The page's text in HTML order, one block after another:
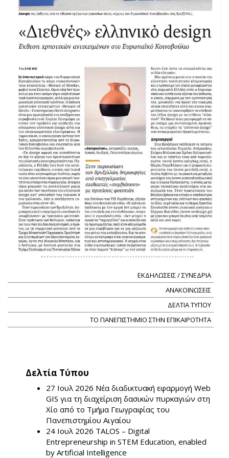
ΕΚΔΗΛΩΣΕΙΣ / ΣΥΝΕΔΡΙΑ
ΑΝΑΚΟΙΝΩΣΕΙΣ
ΔΕΛΤΙΑ ΤΥΠΟΥ
ΤΟ ΠΑΝΕΠΙΣΤΗΜΙΟ ΣΤΗΝ ΕΠΙΚΑΙΡΟΤΗΤΑ
Δελτία Τύπου
27 Ιουλ 2026 Νέα διαδικτυακή εφαρμογή Web
GIS για τη διαχείριση δασικών πυρκαγιών στη
Χίο από το Τμήμα Γεωγραφίας του
Πανεπιστημίου Αιγαίου
24 Ιουλ 2026 TALOS – Digital
Entrepreneurship in STEM Education, enabled
by Artificial Intelligence